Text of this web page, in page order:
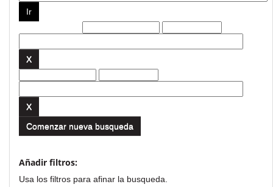
Comenzar nueva busqueda
Añadir filtros:
Usa los filtros para afinar la busqueda.